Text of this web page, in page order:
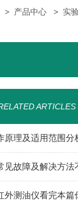
> 产品中心 > 实
ARTICLES
原理及适用范围分
见故障及解决方法
外测油仪看完本篇